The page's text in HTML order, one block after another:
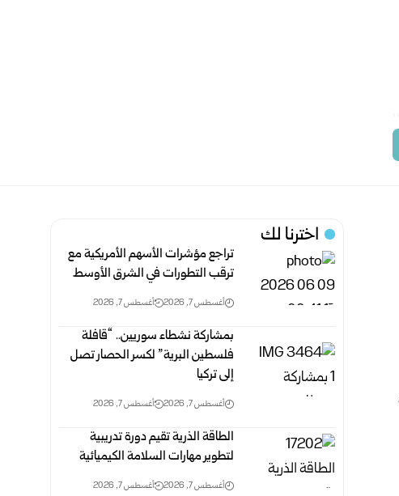
اخترنا لك
تراجع مؤشرات الأسهم الأمريكية مع
ترقب التطورات في الشرق الأوسط
أغسطس 7, 2026 أغسطس 7, 2026
بمشاركة نشطاء سوريين.. “قافلة
فلسطين البرية” لكسر الحصار تصل
إلى تركيا
أغسطس 7, 2026 أغسطس 7, 2026
الطاقة الذرية تقيم دورة تدريبية
لتطوير مهارات السلامة الكيميائية
أغسطس 7, 2026 أغسطس 7, 2026